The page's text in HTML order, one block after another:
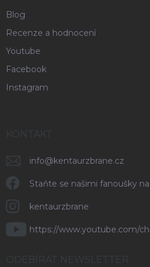
Blog
Recenze a hodnocení
Youtube
Facebook
Instagram
KONTAKT
info@kentaurzbrane.cz
Staňte se našimi fanoušky
kentaurzbrane
https://www.youtube.com/
ODEBÍRAT NEWSLETTER